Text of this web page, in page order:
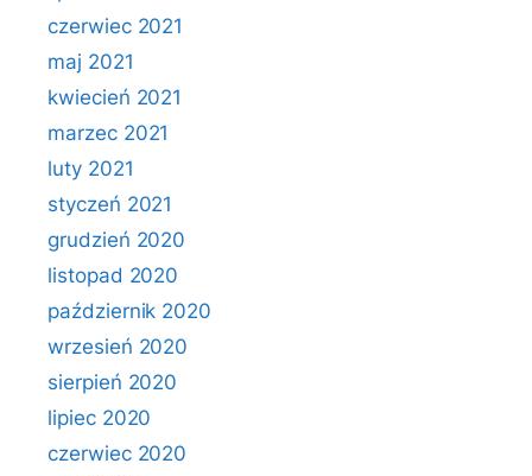
czerwiec 2021
maj 2021
kwiecień 2021
marzec 2021
luty 2021
styczeń 2021
grudzień 2020
listopad 2020
październik 2020
wrzesień 2020
sierpień 2020
lipiec 2020
czerwiec 2020